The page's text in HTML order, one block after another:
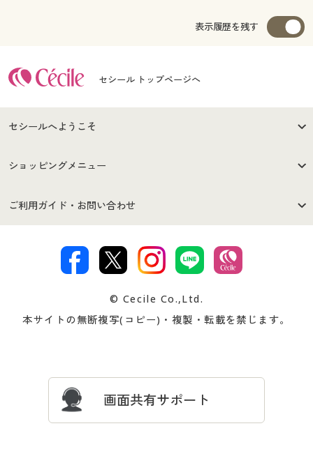
表示履歴を残す
セシール トップページへ
セシールへようこそ
はじめての方へ
セシールご利用規約
著作権・商標について 会社案内
ショッピングメニュー
商品カテゴリ
プレゼント＆キャンペーン サイトマップ
ご利用ガイド・お問い合わせ
交換・返品は お支払は
ついて
忘れの場合
© Cecile Co.,Ltd.
本サイトの無断複写(コピー)・複製・転載を禁じます。
画面共有サポート